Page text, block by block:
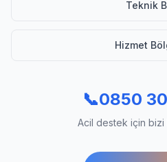
Teknik
Hizmet
📞0850
Acil destek için bizi